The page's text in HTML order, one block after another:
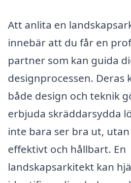
Att anlita en
innebär att du får en
partner som kan guida
designprocessen. Deras
både design och teknik
erbjuda skräddarsydda
inte bara ser bra ut,
effektivt och hållbart. En
landskapsarkitekt kan